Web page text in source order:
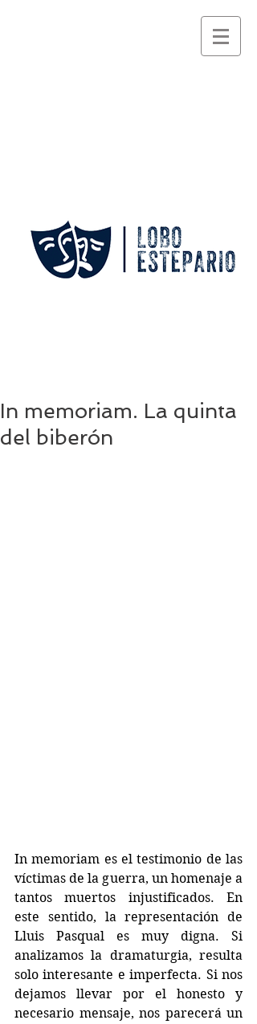
In memoriam. La quinta
del biberón
In memoriam es el testimonio de las
víctimas de la guerra, un homenaje a
tantos muertos injustificados. En
este sentido, la representación de
Lluis Pasqual es muy digna. Si
analizamos la dramaturgia, resulta
solo interesante e imperfecta. Si nos
dejamos llevar por el honesto y
necesario mensaje, nos parecerá un